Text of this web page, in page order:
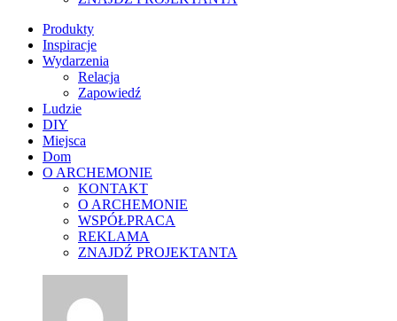
Produkty
Inspiracje
Wydarzenia
Relacja
Zapowiedź
Ludzie
DIY
Miejsca
Dom
O ARCHEMONIE
KONTAKT
O ARCHEMONIE
WSPÓŁPRACA
REKLAMA
ZNAJDŹ PROJEKTANTA